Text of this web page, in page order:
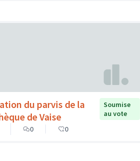
du parvis de la
de Vaise
Soumise
au vote
0 0